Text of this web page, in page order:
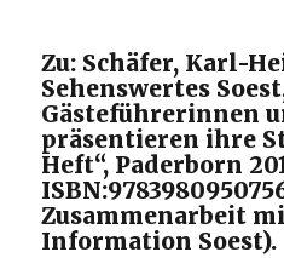
Zu: Schäfer, Karl-
Sehenswertes
Gästeführerinnen
präsentieren ihre
Heft“, Paderborn
Zusammenarbeit
Information Soest).